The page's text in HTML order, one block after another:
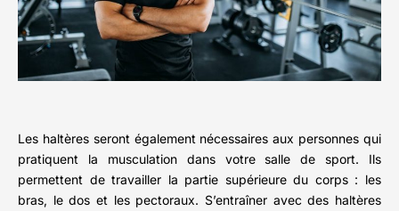
Les haltères seront également nécessaires aux personnes qui
pratiquent la musculation dans votre salle de sport. Ils
permettent de travailler la partie supérieure du corps : les
bras, le dos et les pectoraux. S’entraîner avec des haltères